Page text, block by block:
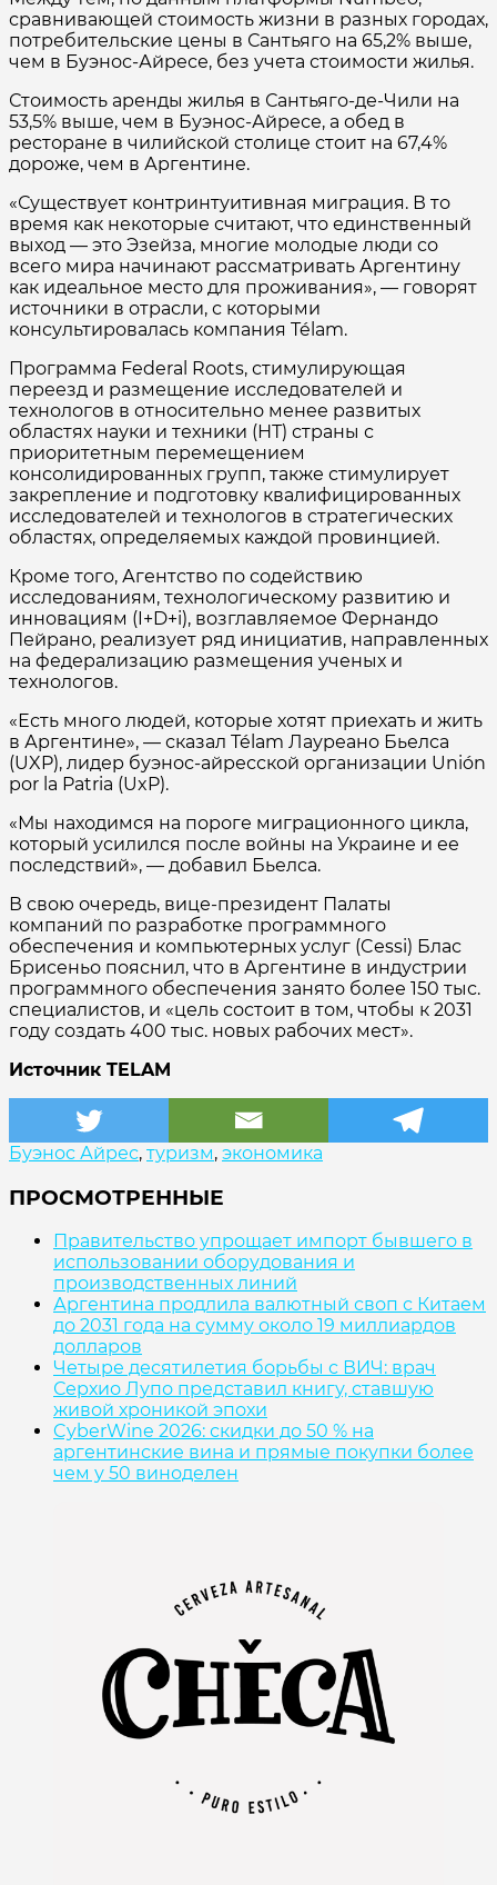
сравнивающей стоимость жизни в разных городах,
потребительские цены в Сантьяго на 65,2% выше,
чем в Буэнос-Айресе, без учета стоимости жилья.
Стоимость аренды жилья в Сантьяго-де-Чили на
53,5% выше, чем в Буэнос-Айресе, а обед в
ресторане в чилийской столице стоит на 67,4%
дороже, чем в Аргентине.
«Существует контринтуитивная миграция. В то
время как некоторые считают, что единственный
выход — это Эзейза, многие молодые люди со
всего мира начинают рассматривать Аргентину
как идеальное место для проживания», — говорят
источники в отрасли, с которыми
консультировалась компания Télam.
Программа Federal Roots, стимулирующая
переезд и размещение исследователей и
технологов в относительно менее развитых
областях науки и техники (НТ) страны с
приоритетным перемещением
консолидированных групп, также стимулирует
закрепление и подготовку квалифицированных
исследователей и технологов в стратегических
областях, определяемых каждой провинцией.
Кроме того, Агентство по содействию
исследованиям, технологическому развитию и
инновациям (I+D+i), возглавляемое Фернандо
Пейрано, реализует ряд инициатив, направленных
на федерализацию размещения ученых и
технологов.
«Есть много людей, которые хотят приехать и жить
в Аргентине», — сказал Télam Лауреано Бьелса
(UXP), лидер буэнос-айресской организации Unión
por la Patria (UxP).
«Мы находимся на пороге миграционного цикла,
который усилился после войны на Украине и ее
последствий», — добавил Бьелса.
В свою очередь, вице-президент Палаты
компаний по разработке программного
обеспечения и компьютерных услуг (Cessi) Блас
Брисеньо пояснил, что в Аргентине в индустрии
программного обеспечения занято более 150 тыс.
специалистов, и «цель состоит в том, чтобы к 2031
году создать 400 тыс. новых рабочих мест».
Источник TELAM
Буэнос Айрес, туризм, экономика
ПРОСМОТРЕННЫЕ
Правительство упрощает импорт бывшего в
использовании оборудования и
производственных линий
Аргентина продлила валютный своп с Китаем
до 2031 года на сумму около 19 миллиардов
долларов
Четыре десятилетия борьбы с ВИЧ: врач
Серхио Лупо представил книгу, ставшую
живой хроникой эпохи
CyberWine 2026: скидки до 50 % на
аргентинские вина и прямые покупки более
чем у 50 виноделен